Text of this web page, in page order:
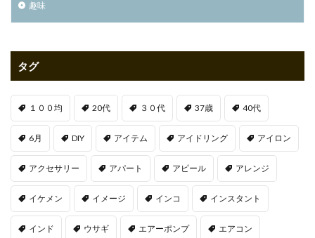
趣味
タグ
１００均 20代 ３０代 37歳 40代
6月 DIY アイテム アイドリング アイロン
アクセサリー アパート アピール アレンジ
イケメン イメージ インコ インスタント
インド ウサギ エアーポンプ エアコン